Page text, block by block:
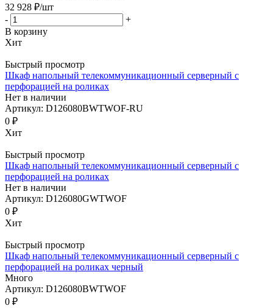
32 928 ₽/шт
-
+
В корзину
Хит
Быстрый просмотр
Шкаф напольный телекоммуникационный серверный с
перфорацией на роликах
Нет в наличии
Артикул: D126080BWTWOF-RU
0 ₽
Хит
Быстрый просмотр
Шкаф напольный телекоммуникационный серверный с
перфорацией на роликах
Нет в наличии
Артикул: D126080GWTWOF
0 ₽
Хит
Быстрый просмотр
Шкаф напольный телекоммуникационный серверный с
перфорацией на роликах черный
Много
Артикул: D126080BWTWOF
0 ₽